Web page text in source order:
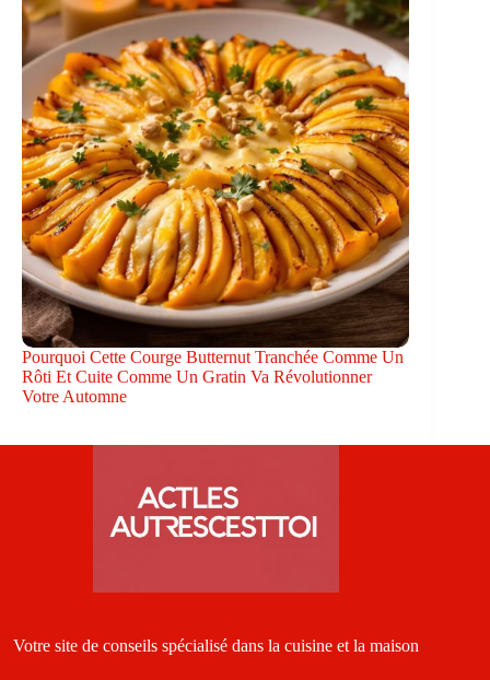
Pourquoi Cette Courge Butternut Tranchée Comme Un
Rôti Et Cuite Comme Un Gratin Va Révolutionner
Votre Automne
Votre site de conseils spécialisé dans la cuisine et la maison